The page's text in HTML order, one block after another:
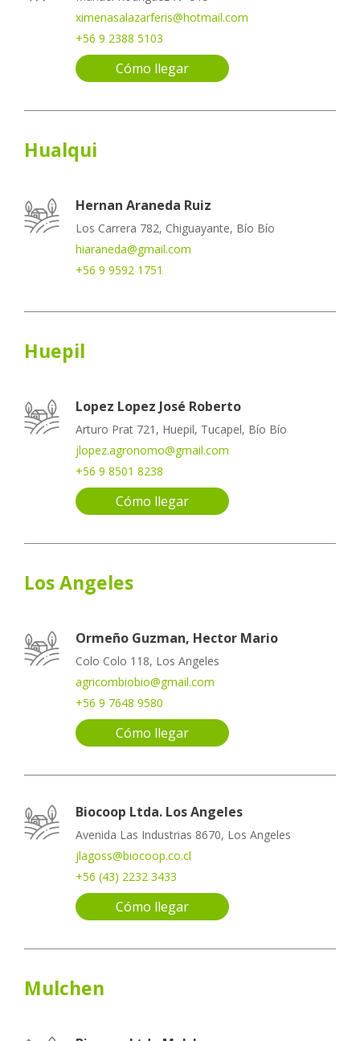
ximenasalazarferis@hotmail.com
+56 9 2388 5103
Cómo llegar
Hualqui
Hernan Araneda Ruiz
Los Carrera 782, Chiguayante, Bío Bío
hiaraneda@gmail.com
+56 9 9592 1751
Huepil
Lopez Lopez José Roberto
Arturo Prat 721, Huepil, Tucapel, Bío Bío
jlopez.agronomo@gmail.com
+56 9 8501 8238
Cómo llegar
Los Angeles
Ormeño Guzman, Hector Mario
Colo Colo 118, Los Angeles
agricombiobio@gmail.com
+56 9 7648 9580
Cómo llegar
Biocoop Ltda. Los Angeles
Avenida Las Industrias 8670, Los Angeles
jlagoss@biocoop.co.cl
+56 (43) 2232 3433
Cómo llegar
Mulchen